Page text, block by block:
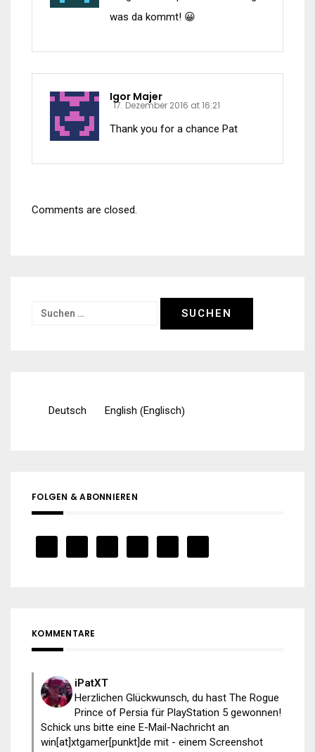
was da kommt! 😀
Igor Majer
17. Dezember 2016 at 16:21
Thank you for a chance Pat
Comments are closed.
Suchen
Deutsch English (Englisch)
FOLGEN & ABONNIEREN
KOMMENTARE
iPatXT
Herzlichen Glückwunsch, du hast The Rogue
Prince of Persia für PlayStation 5 gewonnen!
Schick uns bitte eine E-Mail-Nachricht an
win[at]xtgamer[punkt]de mit - einem Screenshot